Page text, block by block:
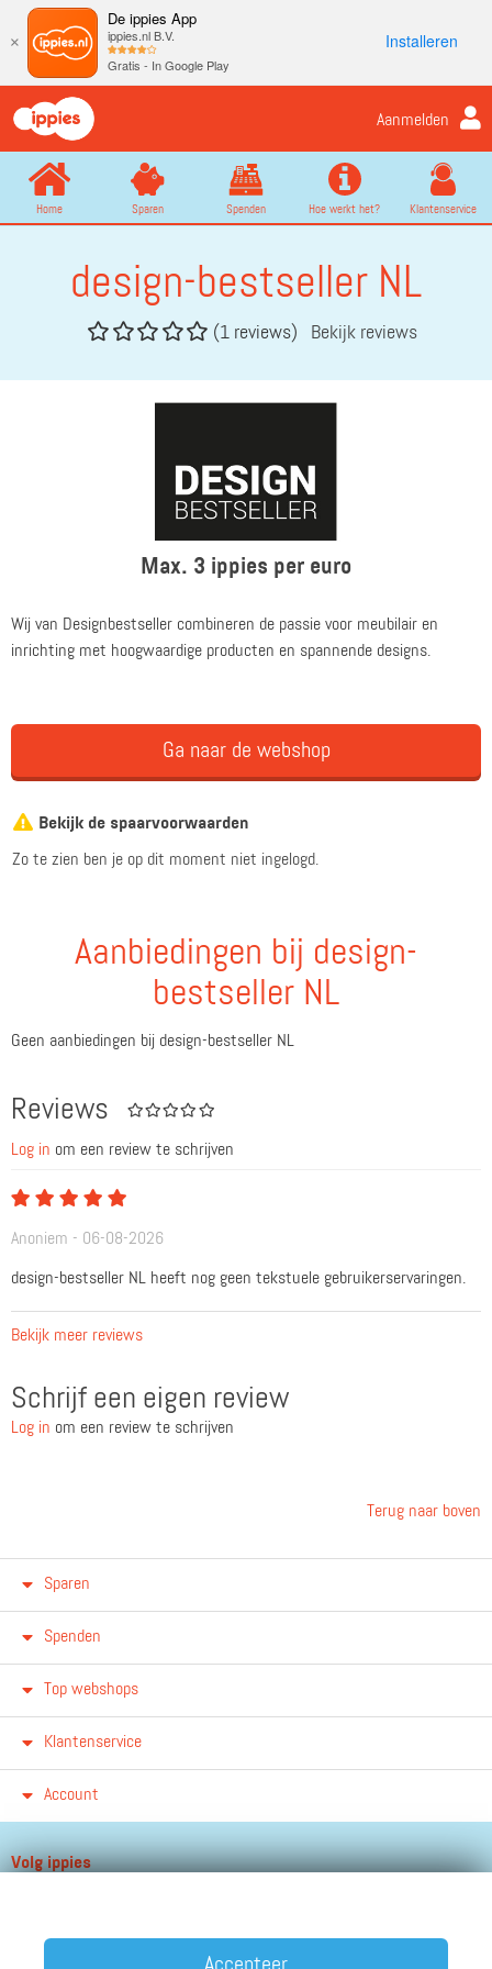
×
De ippies App
ippies.nl B.V.
Gratis - In Google Play
Installeren
Aanmelden
Home Sparen Spenden Hoe werkt het? Klantenservice
design-bestseller NL
(1 reviews) Bekijk reviews
Max. 3 ippies per euro
Wij van Designbestseller combineren de passie voor meubilair en
inrichting met hoogwaardige producten en spannende designs.
Ga naar de webshop
Bekijk de spaarvoorwaarden
Zo te zien ben je op dit moment niet ingelogd.
Aanbiedingen bij design-
bestseller NL
Geen aanbiedingen bij design-bestseller NL
Reviews
Log in om een review te schrijven
Anoniem - 06-08-2026
design-bestseller NL heeft nog geen tekstuele gebruikerservaringen.
Bekijk meer reviews
Schrijf een eigen review
Log in om een review te schrijven
Terug naar boven
Sparen
Spenden
Top webshops
Klantenservice
Account
Volg ippies
Accepteer